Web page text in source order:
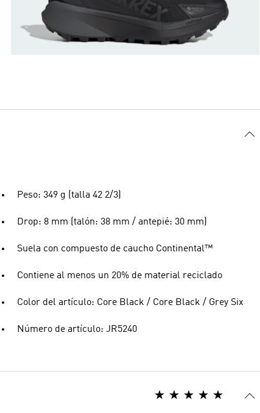
Peso: 349 g (talla 42 2/3)
Drop: 8 mm (talón: 38 mm / antepié: 30 mm)
Suela con compuesto de caucho Continental™
Contiene al menos un 20% de material reciclado
Color del artículo: Core Black / Core Black / Grey Six
Número de artículo: JR5240